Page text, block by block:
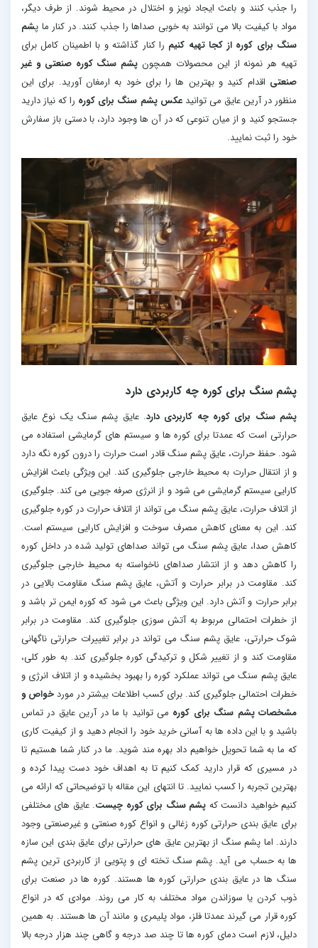
را جذب کنند و باعث ایجاد نویز و اختلال در محیط شوند. از طرف دیگر،
مواد با کیفیت بالا می توانند به خوبی صداها را جذب کنند. در کنار ما پشم
سنگ برای کوره از کجا تهیه کنیم را کنار گذاشته و با اطمینان کامل برای
تهیه هر نمونه از این محصولات همچون پشم سنگ کوره صنعتی و غیر
صنعتی اقدام کنید و بهترین ها را برای خود به ارمغان آورید. برای این
منظور در آرین عایق می توانیدعکس پشم سنگ برای کوره را که نیاز دارید
جستجو کنید و از میان تنوعی که در آن ها وجود دارد، با دستی باز سفارش
خود را ثبت نمایید.
پشم سنگ برای کوره چه کاربردی دارد
پشم سنگ برای کوره چه کاربردی دارد. عایق پشم سنگ یک نوع عایق
حرارتی است که عمدتا برای کوره ها و سیستم های گرمایشی استفاده می
شود. حفظ حرارت، عایق پشم سنگ قادر است حرارت را درون کوره نگه دارد
و از انتقال حرارت به محیط خارجی جلوگیری کند. این ویژگی باعث افزایش
کارایی سیستم گرمایشی می شود و از انرژی صرفه جویی می کند. جلوگیری
از اتلاف حرارت، عایق پشم سنگ می تواند از اتلاف حرارت در کوره جلوگیری
کند. این به معنای کاهش مصرف سوخت و افزایش کارایی سیستم است.
کاهش صدا، عایق پشم سنگ می تواند صداهای تولید شده در داخل کوره
را کاهش دهد و از انتشار صداهای ناخواسته به محیط خارجی جلوگیری
کند. مقاومت در برابر حرارت و آتش، عایق پشم سنگ مقاومت بالایی در
برابر حرارت و آتش دارد. این ویژگی باعث می شود که کوره ایمن تر باشد و
از خطرات احتمالی مربوط به آتش سوزی جلوگیری کند. مقاومت در برابر
شوک حرارتی، عایق پشم سنگ می تواند در برابر تغییرات حرارتی ناگهانی
مقاومت کند و از تغییر شکل و ترکیدگی کوره جلوگیری کند. به طور کلی،
عایق پشم سنگ می تواند عملکرد کوره را بهبود بخشیده و از اتلاف انرژی و
خطرات احتمالی جلوگیری کند. برای کسب اطلاعات بیشتر در موردخواص و
مشخصات پشم سنگ برای کوره می توانید با ما در آرین عایق در تماس
باشید و با این داده ها به آسانی خرید خود را انجام دهید و از کیفیت کاری
که ما به شما تحویل خواهیم داد بهره مند شوید. ما در کنار شما هستیم تا
در مسیری که قرار دارید کمک کنیم تا به اهداف خود دست پیدا کرده و
بهترین تجربه را کسب نمایید. تا انتهای این مقاله با توضیحاتی که ارائه می
کنیم خواهید دانست که پشم سنگ برای کوره چیست. عایق های مختلفی
برای عایق بندی حرارتی کوره زغالی و انواع کوره صنعتی و غیرصنعتی وجود
دارند. اما پشم سنگ از بهترین عایق های حرارتی برای عایق بندی این سازه
ها به حساب می آید. پشم سنگ تخته ای و پتویی از کاربردی ترین پشم
سنگ ها در عایق بندی حرارتی کوره ها هستند. کوره ها در صنعت برای
ذوب کردن یا سوزاندن مواد مختلف به کار می روند. موادی که در انواع
کوره قرار می گیرند عمدتا فلز، مواد پلیمری و مانند آن ها هستند. به همین
دلیل، لازم است دمای کوره ها تا چند صد درجه و گاهی چند هزار درجه بالا